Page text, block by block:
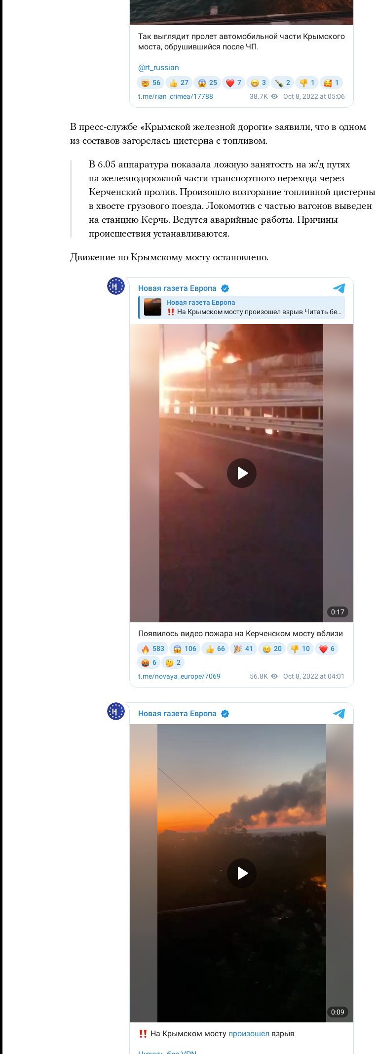
В пресс-службе «Крымской железной дороги» заявили, что в одном
из составов загорелась цистерна с топливом.
В 6.05 аппаратура показала ложную занятость на ж/д путях
на железнодорожной части транспортного перехода через
Керченский пролив. Произошло возгорание топливной цистерны
в хвосте грузового поезда. Локомотив с частью вагонов выведен
на станцию Керчь. Ведутся аварийные работы. Причины
происшествия устанавливаются.
Движение по Крымскому мосту остановлено.